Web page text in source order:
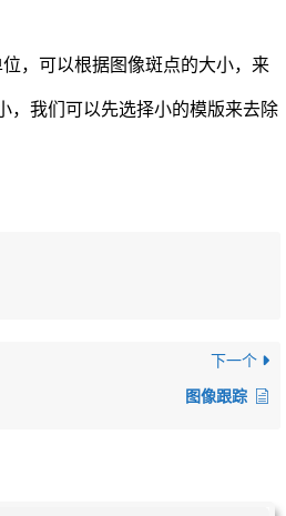
，可以根据图像斑点的大小，来
，我们可以先选择小的模版来去除
下一个
图像跟踪